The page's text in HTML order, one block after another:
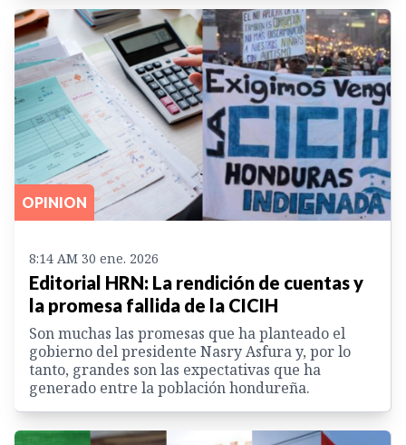
OPINION
8:14 AM 30 ene. 2026
Editorial HRN: La rendición de cuentas y
la promesa fallida de la CICIH
Son muchas las promesas que ha planteado el
gobierno del presidente Nasry Asfura y, por lo
tanto, grandes son las expectativas que ha
generado entre la población hondureña.